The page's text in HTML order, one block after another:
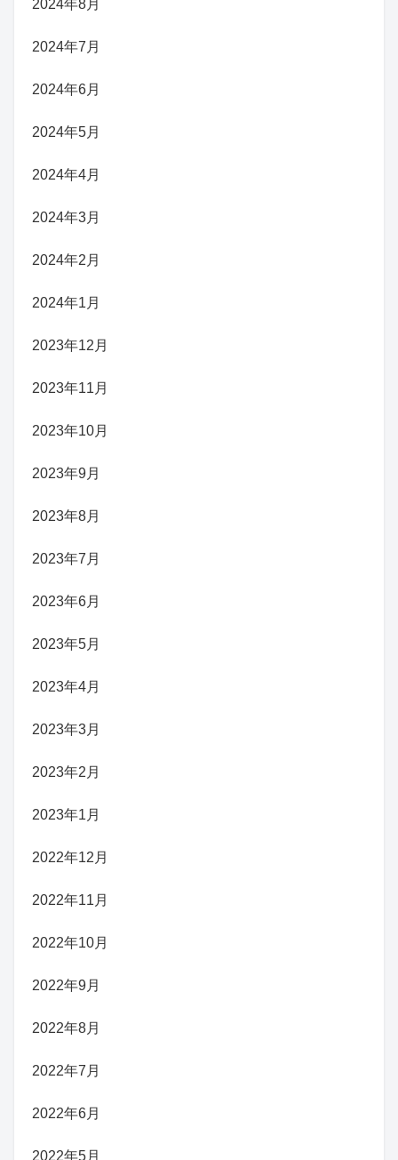
2024年8月
2024年7月
2024年6月
2024年5月
2024年4月
2024年3月
2024年2月
2024年1月
2023年12月
2023年11月
2023年10月
2023年9月
2023年8月
2023年7月
2023年6月
2023年5月
2023年4月
2023年3月
2023年2月
2023年1月
2022年12月
2022年11月
2022年10月
2022年9月
2022年8月
2022年7月
2022年6月
2022年5月